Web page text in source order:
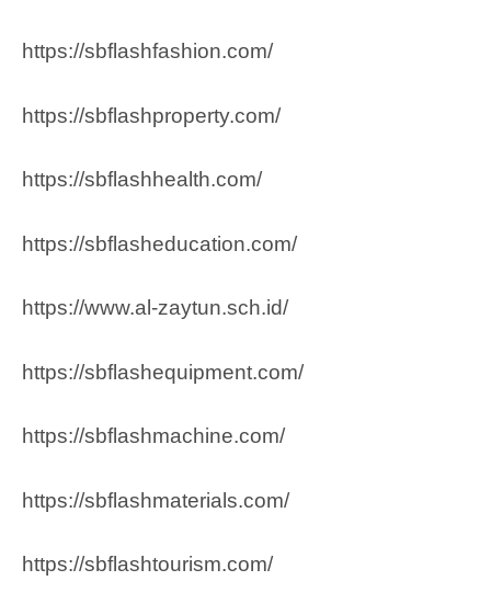
https://sbflashfashion.com/
https://sbflashproperty.com/
https://sbflashhealth.com/
https://sbflasheducation.com/
https://www.al-zaytun.sch.id/
https://sbflashequipment.com/
https://sbflashmachine.com/
https://sbflashmaterials.com/
https://sbflashtourism.com/